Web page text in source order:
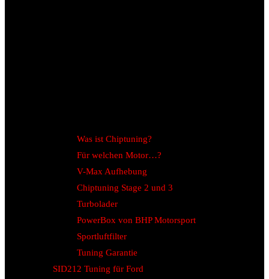
Was ist Chiptuning?
Für welchen Motor…?
V-Max Aufhebung
Chiptuning Stage 2 und 3
Turbolader
PowerBox von BHP Motorsport
Sportluftfilter
Tuning Garantie
SID212 Tuning für Ford